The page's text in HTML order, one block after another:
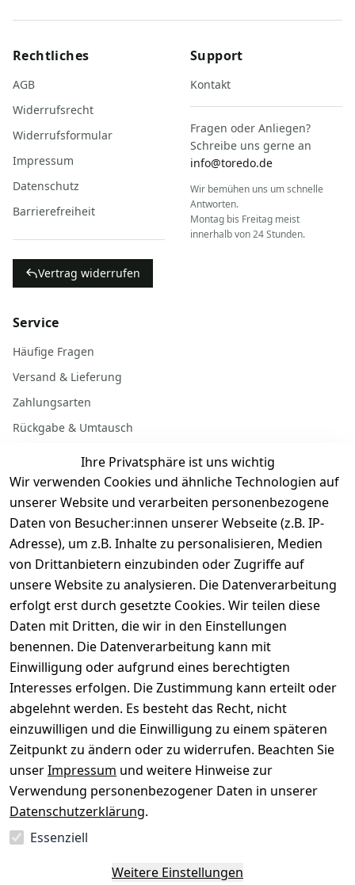
Ihre Privatsphäre ist uns wichtig
Wir verwenden Cookies und ähnliche Technologien auf
unserer Website und verarbeiten personenbezogene
Daten von Besucher:innen unserer Webseite (z.B. IP-
Adresse), um z.B. Inhalte zu personalisieren, Medien
von Drittanbietern einzubinden oder Zugriffe auf
unsere Website zu analysieren. Die Datenverarbeitung
erfolgt erst durch gesetzte Cookies. Wir teilen diese
Daten mit Dritten, die wir in den Einstellungen
benennen. Die Datenverarbeitung kann mit
Einwilligung oder aufgrund eines berechtigten
Interesses erfolgen. Die Zustimmung kann erteilt oder
abgelehnt werden. Es besteht das Recht, nicht
einzuwilligen und die Einwilligung zu einem späteren
Zeitpunkt zu ändern oder zu widerrufen. Beachten Sie
unserImpressum und weitere Hinweise zur
Verwendung personenbezogener Daten in unserer
Datenschutzerklärung.
Essenziell
Weitere Einstellungen
Rechtliches
AGB
Widerrufsrecht
Widerrufsformular
Impressum
Datenschutz
Barrierefreiheit
Vertrag widerrufen
Support
Kontakt
Fragen oder Anliegen?
Schreibe uns gerne an
info@toredo.de
Wir bemühen uns um schnelle
Antworten.
Montag bis Freitag meist
innerhalb von 24 Stunden.
Service
Häufige Fragen
Versand & Lieferung
Zahlungsarten
Rückgabe & Umtausch
Batterieentsorgung
Gerät verkaufen
Dein altes Gerät ist bares Geld wert. Festpreis in
wenigen Minuten, kostenfrei einsenden, Auszahlung
aufs Konto.
Gerät verkaufen
Sichere Zahlungsarten
SEPA Bank
Sicherheit
Deine Daten. Sicher. Vertraulich.